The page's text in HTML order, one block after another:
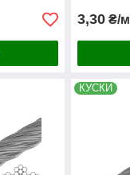
3,30 ₴/м
КУСКИ